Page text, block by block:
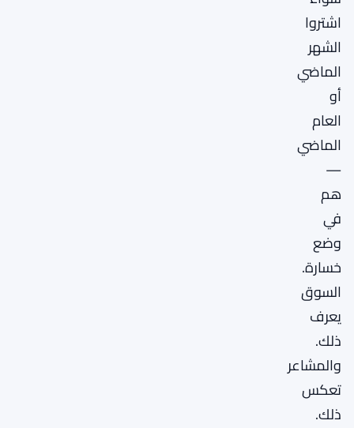
اشتروا
الشهر
الماضي
أو
العام
الماضي
—
هم
في
وضع
خسارة.
السوق
يعرف
ذلك.
والمشاعر
تعكس
ذلك.